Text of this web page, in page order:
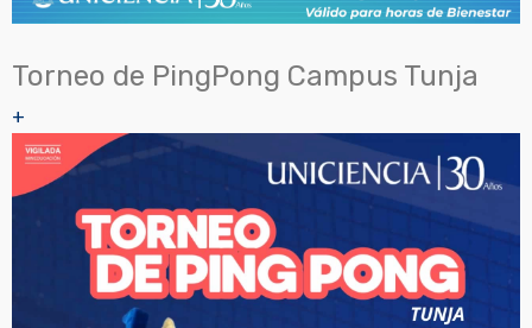
Torneo de PingPong Campus Tunja
+